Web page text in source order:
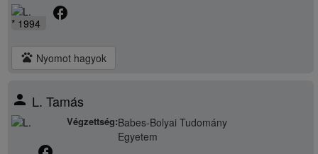
* 1994
facebook
pets Nyomot hagyok
person L. Tamás
Végzettség:Babes-Bolyai Tudomány
Egyetem